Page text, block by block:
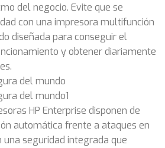
del negocio. Evite que se
con una impresora multifunción
diseñada para conseguir el
y obtener diariamente
del mundo
del mundo1
HP Enterprise disponen de
automática frente a ataques en
seguridad integrada que